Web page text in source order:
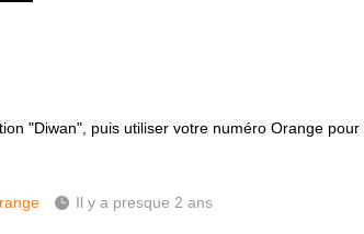
"Diwan", puis utiliser votre numéro Orange pour
Il y a presque 2 ans